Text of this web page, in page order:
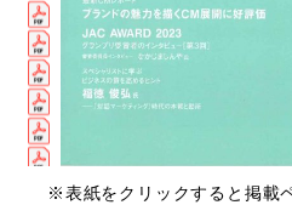
※表紙をクリックすると掲載